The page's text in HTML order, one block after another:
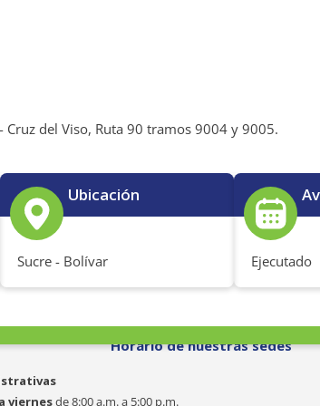
del Viso, Ruta 90 tramos 9004 y 9005.
Ubicación
Sucre - Bolívar Ejecutado
Horario de nuestras sedes
viernesde 8:00 a.m. a 5:00 p.m.